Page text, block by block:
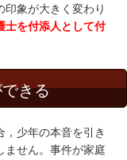
象が大きく変わり
士を付添人として付
きる
少年の本音を引き
ません。事件が家庭